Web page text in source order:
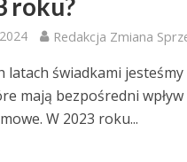
roku?
Redakcja Zmiana
latach świadkami
mają bezpośredni
W 2023 roku...